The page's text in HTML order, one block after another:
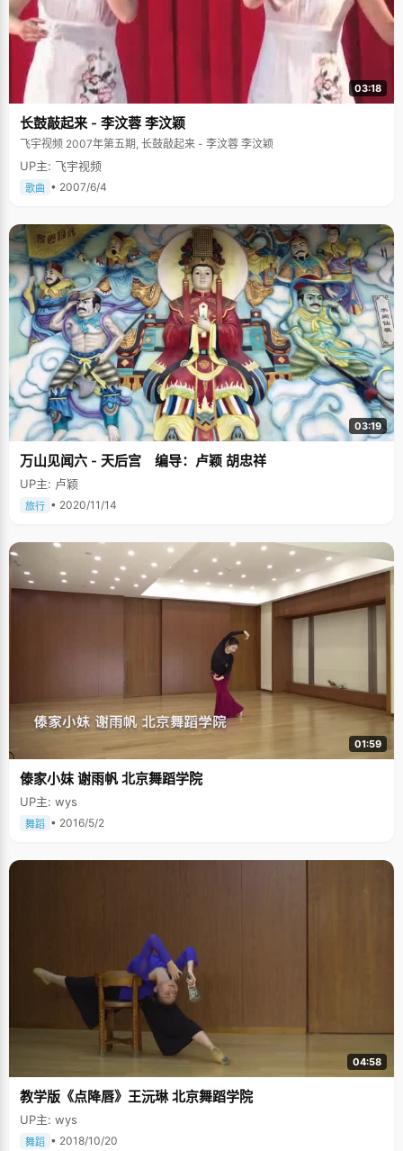
03:18
长鼓敲起来 - 李汶蓉 李汶颖
飞宇视频 2007年第五期, 长鼓敲起来 - 李汶蓉 李汶颖
UP主: 飞宇视频
歌曲 • 2007/6/4
03:19
万山见闻六 - 天后宫 编导：卢颖 胡忠祥
UP主: 卢颖
旅行 • 2020/11/14
01:59
傣家小妺 谢雨帆 北京舞蹈学院
UP主: wys
舞蹈 • 2016/5/2
04:58
教学版《点降唇》王沅琳 北京舞蹈学院
UP主: wys
舞蹈 • 2018/10/20